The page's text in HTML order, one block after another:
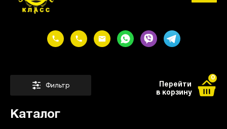
Фильтр
Каталог
Перейти
в корзину
0